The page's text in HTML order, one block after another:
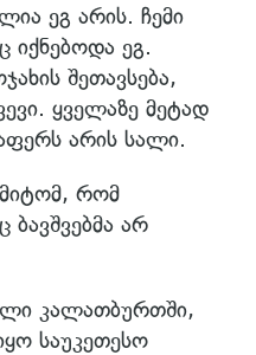
ეგ არის. ჩემი
იქნებოდა ეგ.
შეთავსება,
ყველაზე მეტად
არის სალი.
რომ
არ
კალათბურთში,
საუკეთესო